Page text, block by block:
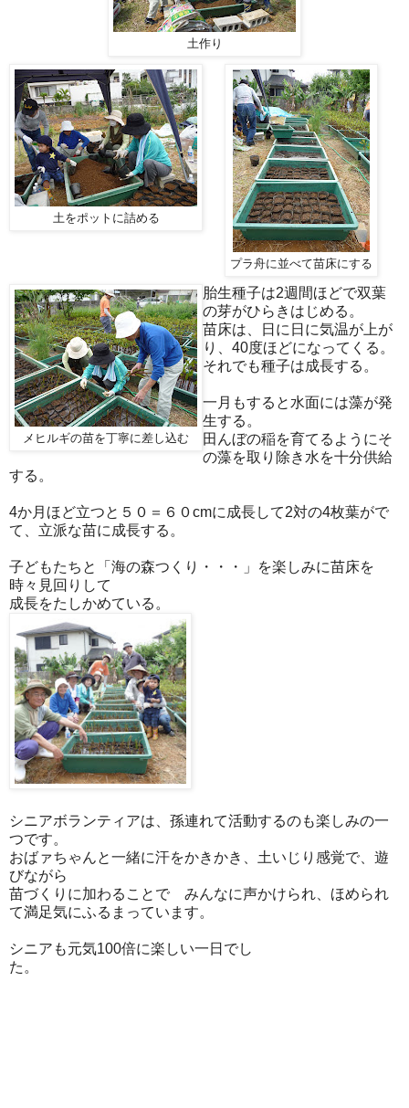
土作り
土をポットに詰める
プラ舟に並べて苗床にする
メヒルギの苗を丁寧に差し込む
胎生種子は2週間ほどで双葉
の芽がひらきはじめる。
苗床は、日に日に気温が上が
り、40度ほどになってくる。
それでも種子は成長する。
一月もすると水面には藻が発
生する。
田んぼの稲を育てるようにそ
の藻を取り除き水を十分供給
する。
4か月ほど立つと５０＝６０cmに成長して2対の4枚葉がで
て、立派な苗に成長する。
子どもたちと「海の森つくり・・・」を楽しみに苗床を
時々見回りして
成長をたしかめている。
シニアボランティアは、孫連れて活動するのも楽しみの一
つです。
おばァちゃんと一緒に汗をかきかき、土いじり感覚で、遊
びながら
苗づくりに加わることで みんなに声かけられ、ほめられ
て満足気にふるまっています。
シニアも元気100倍に楽しい一日でし
た。